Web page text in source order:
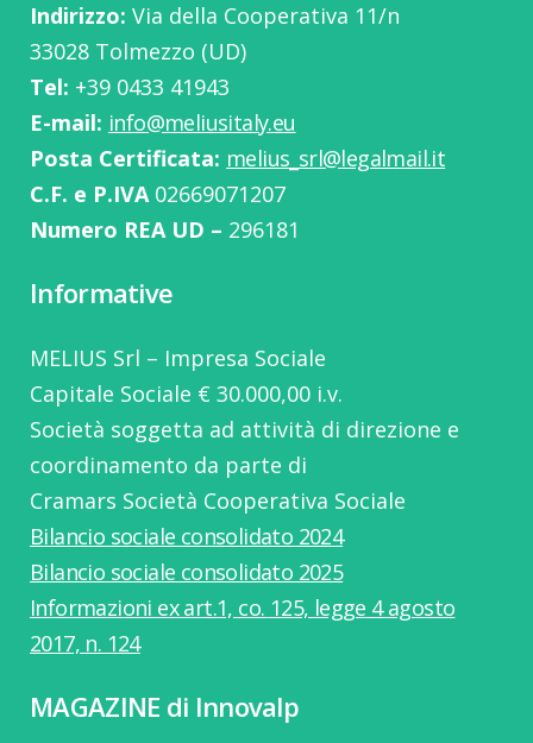
Indirizzo: Via della Cooperativa 11/n
33028 Tolmezzo (UD)
Tel: ‭+39 0433 41943
E-mail: info@meliusitaly.eu
Posta Certificata: melius_srl@legalmail.it
C.F. e P.IVA02669071207
Numero REA UD – 296181
Informative
MELIUS Srl – Impresa Sociale
Capitale Sociale € 30.000,00 i.v.
Società soggetta ad attività di direzione e
coordinamento da parte di
Cramars Società Cooperativa Sociale
Bilancio sociale consolidato 2024
Bilancio sociale consolidato 2025
Informazioni ex art.1, co. 125, legge 4 agosto
2017, n. 124
MAGAZINE di Innovalp